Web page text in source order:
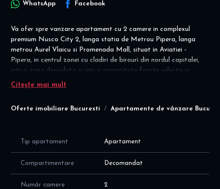
Oferte imobiliare Bucuresti Apartamente de vânzare
WhatsApp Facebook
Va ofer spre vanzare apartament cu 2 camere in complexul
premium Nusco City 2, langa statia de Metrou Pipera, langa
metrou Aurel Vlaicu si Promenada Mall, situat in Aviatiei -
Pipera, in centrul zonei cu cladiri de birouri din nordul capitalei,
intr-o zona deosebita si intr-o comunitate foarte selecta si
moderna.
Detalii vanzare: contract de vanzare cumparare; COMISION
imobil construit in 2025, cu suprafata utila totala de 55 mp
(50mp plus balcon de 5,3mp), cu o compartimentare inteligenta
Citește mai mult
Tip apartament Apartament
Compartimentare Decomandat
Număr camere 2